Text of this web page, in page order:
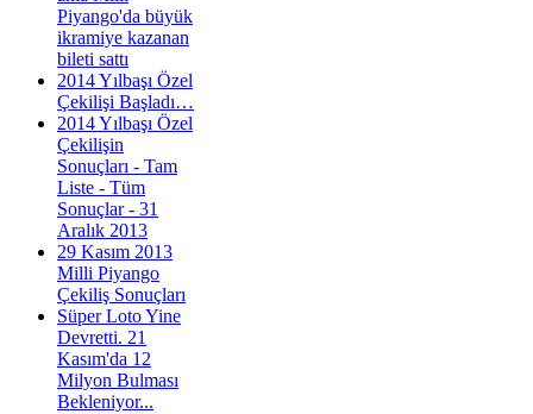
Piyango'da büyük
ikramiye kazanan
bileti sattı
2014 Yılbaşı Özel
Çekilişi Başladı…
2014 Yılbaşı Özel
Çekilişin
Sonuçları - Tam
Liste - Tüm
Sonuçlar - 31
Aralık 2013
29 Kasım 2013
Milli Piyango
Çekiliş Sonuçları
Süper Loto Yine
Devretti. 21
Kasım'da 12
Milyon Bulması
Bekleniyor...